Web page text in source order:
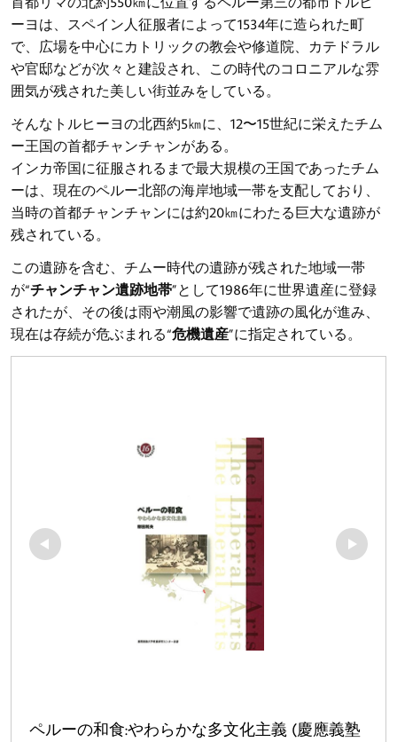
ーヨは、スペイン人征服者によって1534年に造られた町
で、広場を中心にカトリックの教会や修道院、カテドラル
や官邸などが次々と建設され、この時代のコロニアルな雰
囲気が残された美しい街並みをしている。
そんなトルヒーヨの北西約5㎞に、12〜15世紀に栄えたチム
ー王国の首都チャンチャンがある。
インカ帝国に征服されるまで最大規模の王国であったチム
ーは、現在のペルー北部の海岸地域一帯を支配しており、
当時の首都チャンチャンには約20㎞にわたる巨大な遺跡が
残されている。
この遺跡を含む、チムー時代の遺跡が残された地域一帯
が“チャンチャン遺跡地帯”として1986年に世界遺産に登録
されたが、その後は雨や潮風の影響で遺跡の風化が進み、
現在は存続が危ぶまれる“危機遺産”に指定されている。
ペルーの和食:やわらかな多文化主義 (慶應義塾